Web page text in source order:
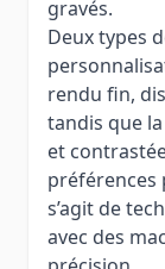
gravés.
Deux types
rendu fin,
tandis que la
et
préférences
s’agit de
avec des